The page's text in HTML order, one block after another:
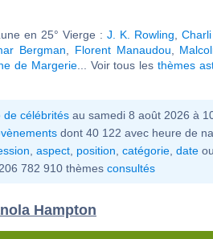
en 25° Vierge : J. K. Rowling
Bergman Florent Manaudou
de Margerie... Voir tous les thèmes
de célébritésau samedi 8 août 2026 à
dont 40 122 avec heure de
aspect position catégorie date ou
782 910 thèmes consultés
Hampton